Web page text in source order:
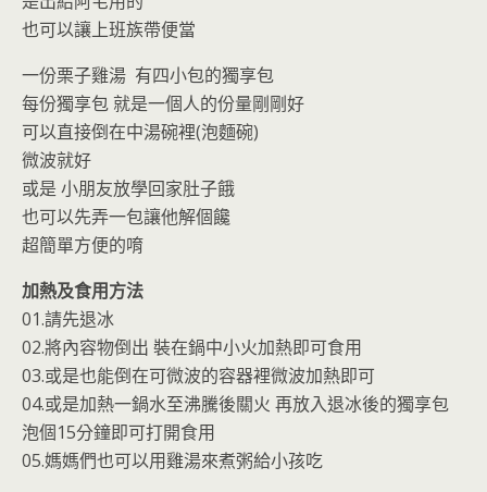
也可以讓上班族帶便當
一份栗子雞湯 有四小包的獨享包
每份獨享包 就是一個人的份量剛剛好
可以直接倒在中湯碗裡(泡麵碗)
微波就好
或是 小朋友放學回家肚子餓
也可以先弄一包讓他解個饞
超簡單方便的唷
加熱及食用方法
01.請先退冰
02.將內容物倒出 裝在鍋中小火加熱即可食用
03.或是也能倒在可微波的容器裡微波加熱即可
04.或是加熱一鍋水至沸騰後關火 再放入退冰後的獨享包
泡個15分鐘即可打開食用
05.媽媽們也可以用雞湯來煮粥給小孩吃